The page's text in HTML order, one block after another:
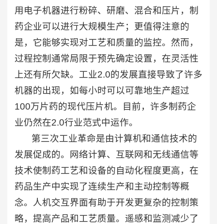
用电子机器进行粉碎、研磨、混合和压片，制
药企业可以进行大规模生产；更值得注意的
是，它能够实现对工艺和质量的监控。然而，
过程控制通常局限于预先确定设置，在灵活性
上还有所欠缺。工业2.0的发展直接导致了许多
机器的出现，如每小时可以可靠地生产超过
100万片药的现代压片机。目前，许多制药企
业仍然在2.0行业范式中运作。
第三次工业革命是由计算机和通信技术的
发展促成的。网络计算、互联网和无线通信等
技术使制药工艺和设备的自动化程度更高，在
药品生产中实现了连续生产和主动控制等概
念。人机交互界面有助于开发更复杂的控制策
略，提高产品和工艺质量。遥感和监测减少了